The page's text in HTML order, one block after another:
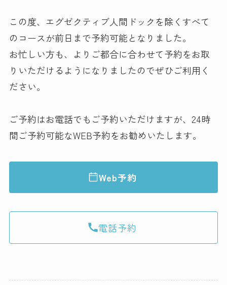
この度、エグゼクティブ人間ドックを除くすべて
のコースが前日まで予約可能となりました。
お忙しい方も、よりご都合に合わせて予約をお取
りいただけるようになりましたのでぜひご利用く
ださい。
ご予約はお電話でもご予約いただけますが、24時
間ご予約可能なWEB予約をお勧めいたします。
Web予約
電話予約